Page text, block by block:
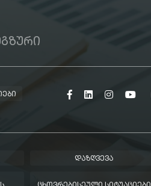
ᲓᲐᲖᲦᲕᲔᲕᲐ